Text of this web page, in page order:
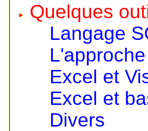
Quelques
Langage
Excel et
Excel et
Divers